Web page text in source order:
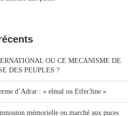
OU CE MECANISME DE
DES PEUPLES ?
d’Adrar : « elmal ou Etfer3ine »
mémorielle ou marché aux puces